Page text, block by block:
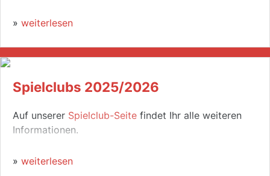
» weiterlesen
Spielclubs 2025/2026
Auf unserer Spielclub-Seite findet Ihr alle weiteren
Informationen.
» weiterlesen